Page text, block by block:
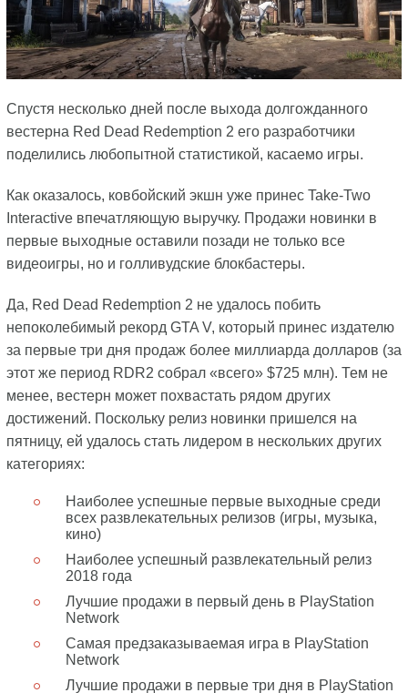
Спустя несколько дней после выхода долгожданного
вестерна Red Dead Redemption 2 его разработчики
поделились любопытной статистикой, касаемо игры.
Как оказалось, ковбойский экшн уже принес Take-Two
Interactive впечатляющую выручку. Продажи новинки в
первые выходные оставили позади не только все
видеоигры, но и голливудские блокбастеры.
Да, Red Dead Redemption 2 не удалось побить
непоколебимый рекорд GTA V, который принес издателю
за первые три дня продаж более миллиарда долларов (за
этот же период RDR2 собрал «всего» $725 млн). Тем не
менее, вестерн может похвастать рядом других
достижений. Поскольку релиз новинки пришелся на
пятницу, ей удалось стать лидером в нескольких других
категориях:
Наиболее успешные первые выходные среди
всех развлекательных релизов (игры, музыка,
кино)
Наиболее успешный развлекательный релиз
2018 года
Лучшие продажи в первый день в PlayStation
Network
Самая предзаказываемая игра в PlayStation
Network
Лучшие продажи в первые три дня в PlayStation